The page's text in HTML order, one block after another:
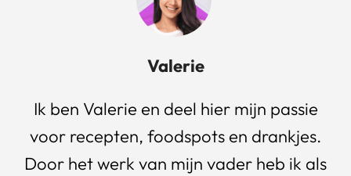
Valerie
Ik ben Valerie en deel hier mijn passie
voor recepten, foodspots en drankjes.
Door het werk van mijn vader heb ik als